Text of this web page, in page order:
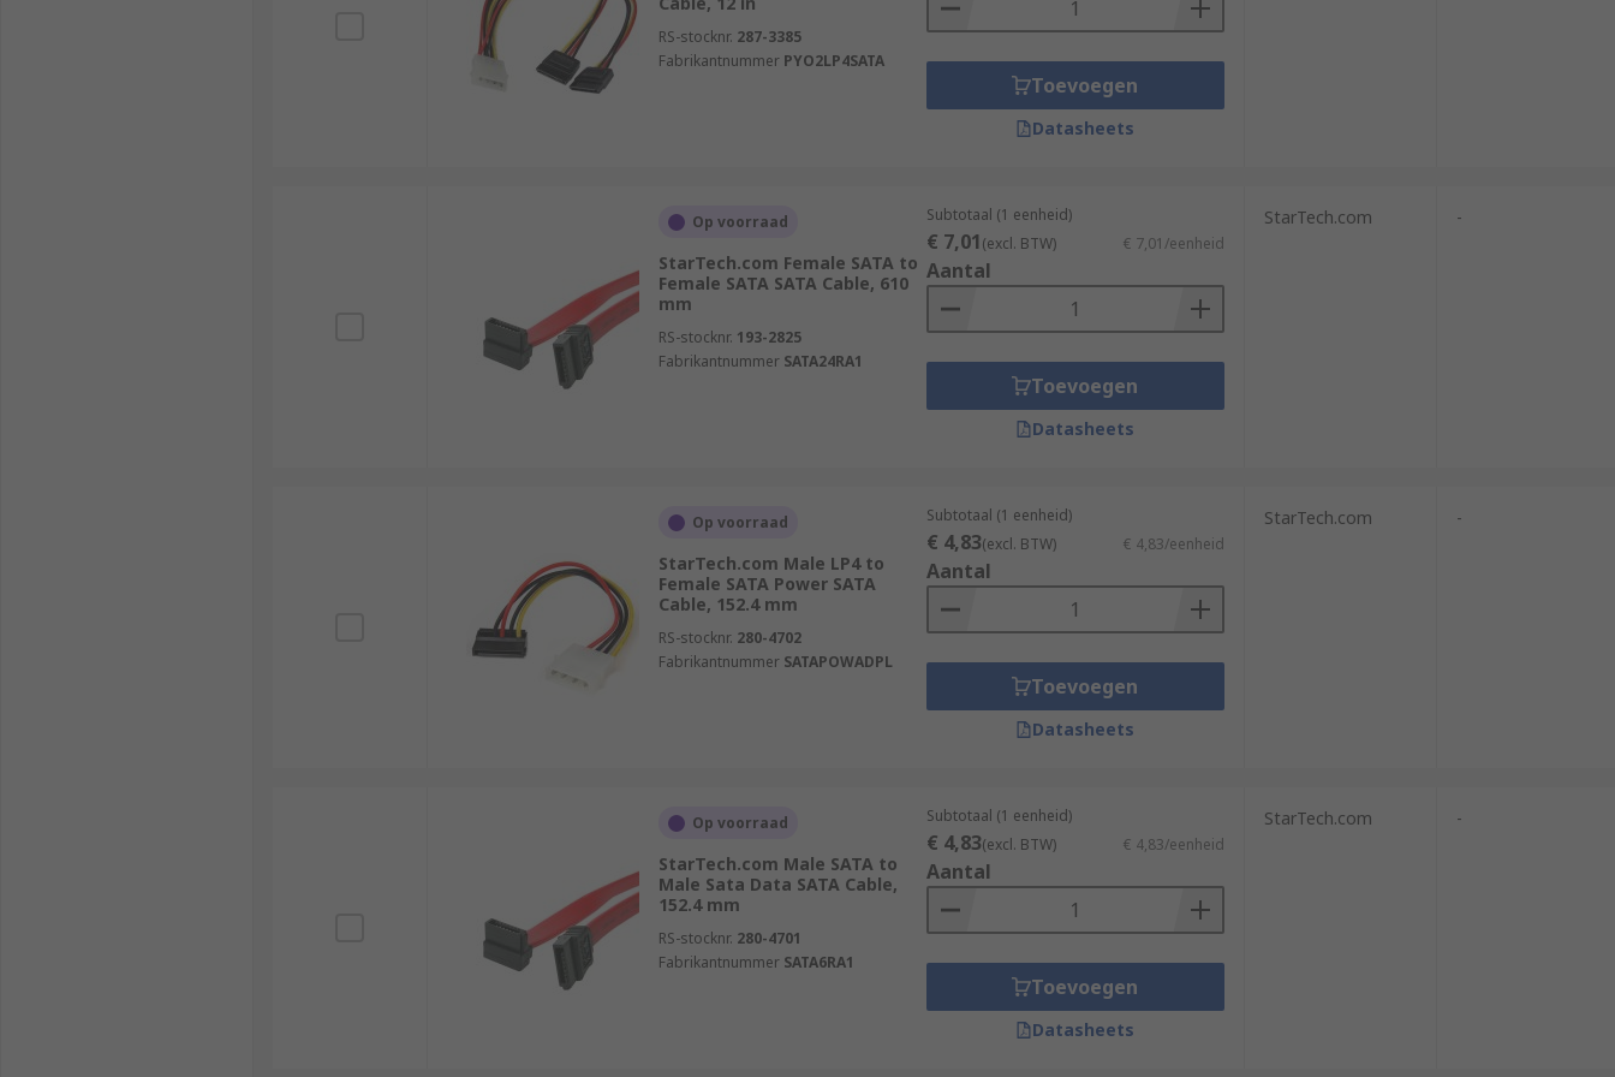
RS-stocknr. 287-3385
Fabrikantnummer PYO2LP4SATA
Toevoegen
Datasheets
Op voorraad
StarTech.com Female SATA to
Female SATA SATA Cable, 610
mm
RS-stocknr. 193-2825
Fabrikantnummer SATA24RA1
Subtotaal (1 eenheid)
€ 7,01(excl. BTW) € 7,01/eenheid
Aantal
Toevoegen
Datasheets
StarTech.com -
Op voorraad
StarTech.com Male LP4 to
Female SATA Power SATA
Cable, 152.4 mm
RS-stocknr. 280-4702
Fabrikantnummer SATAPOWADPL
Subtotaal (1 eenheid)
€ 4,83(excl. BTW) € 4,83/eenheid
Aantal
Toevoegen
Datasheets
StarTech.com -
Op voorraad
StarTech.com Male SATA to
Male Sata Data SATA Cable,
152.4 mm
RS-stocknr. 280-4701
Fabrikantnummer SATA6RA1
Subtotaal (1 eenheid)
€ 4,83(excl. BTW) € 4,83/eenheid
Aantal
Toevoegen
Datasheets
StarTech.com -